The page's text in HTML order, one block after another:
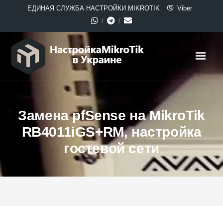
ЕДИНАЯ СЛУЖБА НАСТРОЙКИ MIKROTIK Viber
Замена pfSense на MikroTik
RB4011iGS+RM, настройка
гостевой сети